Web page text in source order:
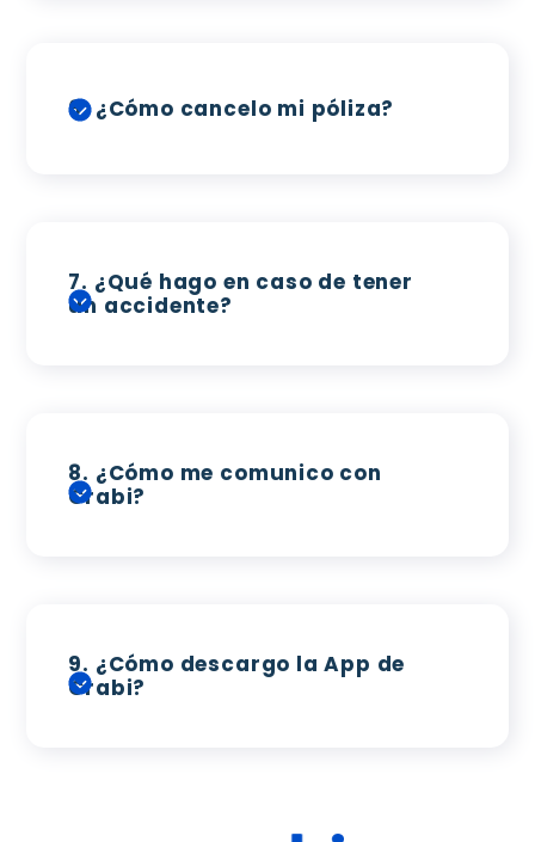
6.¿Cómo cancelo mi póliza?
7. ¿Qué hago en caso de tener
un accidente?
8. ¿Cómo me comunico con
Crabi?
9. ¿Cómo descargo la App de
Crabi?